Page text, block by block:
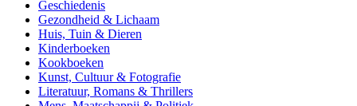
Geschiedenis
Gezondheid & Lichaam
Huis, Tuin & Dieren
Kinderboeken
Kookboeken
Kunst, Cultuur & Fotografie
Literatuur, Romans & Thrillers